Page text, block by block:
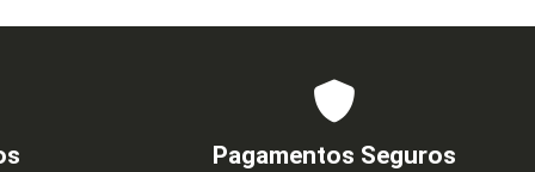
Pagamentos Seguros